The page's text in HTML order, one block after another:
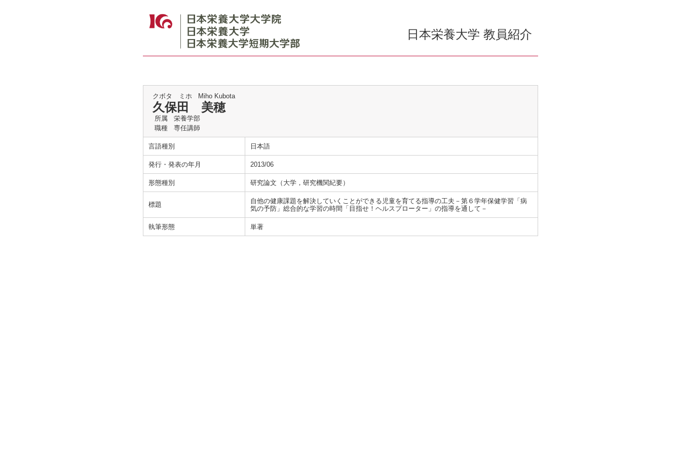
日本栄養大学 教員紹介
クボタ ミホ Miho Kubota
久保田 美穂
所属
栄養学部
職種
専任講師
言語種別 日本語
発行・発表の年月 2013/06
形態種別 研究論文（大学，研究機関紀要）
標題
自他の健康課題を解決していくことができる児童を育てる指導の工夫－第６学年保健学習「病
気の予防」総合的な学習の時間「目指せ！ヘルスプローター」の指導を通して－
執筆形態 単著